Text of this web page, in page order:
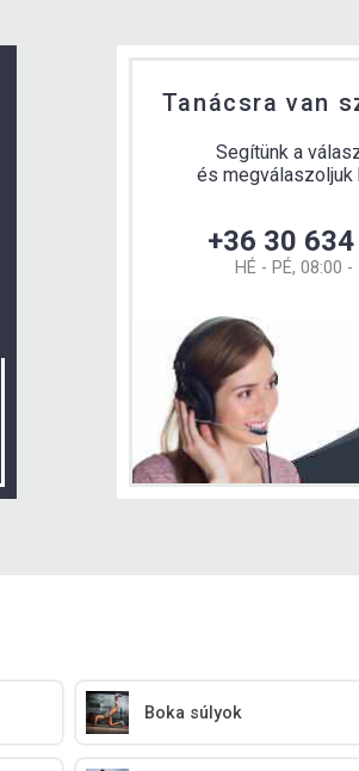
Tanácsra van
Segítünk a
és
+36 30
HÉ - PÉ, 08:00 -
Boka súlyok